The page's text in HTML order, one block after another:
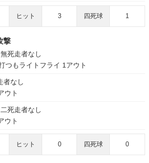
ヒット 3 四死球 1
撃
無死走者なし
つもライトフライ 1アウト
者なし
ウト
二死走者なし
ウト
ヒット 0 四死球 0